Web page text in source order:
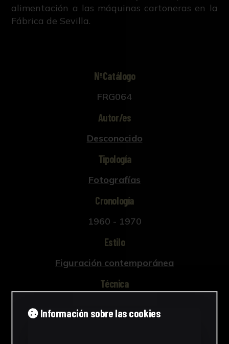
alimentación a las máquinas cartoneras en la
Fábrica de Sevilla.
NºCatálogo
FRG064
Autor/es
Desconocido
Tipología
Fotografías
Cronología
1960 - 1970
Estilo
Figuración contemporánea
Técnica
Ver más
Información sobre las cookies